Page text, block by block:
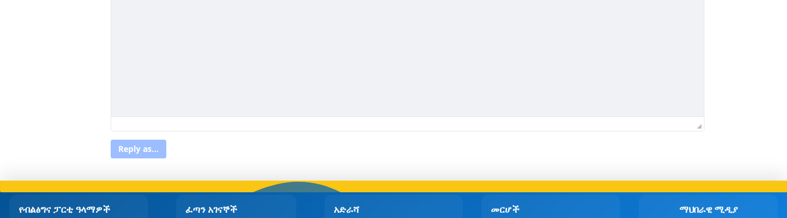
Reply as...
የብልፅግና ፓርቲ ዓላማዎች ፈጣን አገናኞች አድራሻ መርሆች ማህበራዊ ሚዲያ